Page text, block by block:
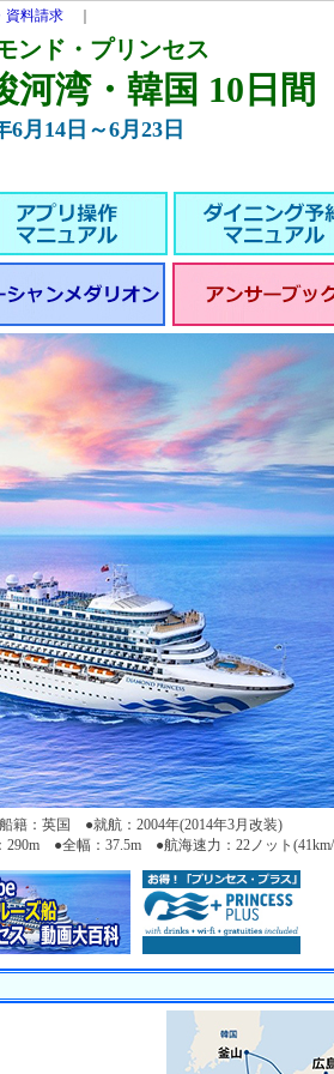
資料請求
ンド・プリンセス
湾・韓国 10日間
6月14日～6月23日
籍：英国 ●就航：2004年(2014年3月改装)
●全幅：37.5m ●航海速力：22ノット